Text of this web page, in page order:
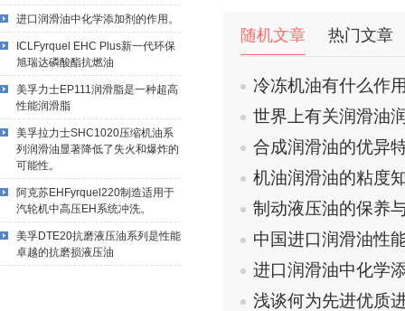
进口润滑油中化学添加剂的作用。
ICLFyrquel EHC Plus新一代环保
旭瑞达磷酸酯抗燃油
美孚力士EP111润滑脂是一种超高
性能润滑脂
美孚拉力士SHC1020压缩机油系
列润滑油显著降低了失火和爆炸的
可能性。
阿克苏EHFyrquel220制造适用于
汽轮机中高压EH系统冲洗。
美孚DTE20抗磨液压油系列是性能
卓越的抗磨损液压油
随机文章 热门文章
冷冻机油有什么作
世界上有关润滑油
合成润滑油的优异
机油润滑油的粘度
制动液压油的保养
中国进口润滑油性
进口润滑油中化学
浅谈何为先进优质